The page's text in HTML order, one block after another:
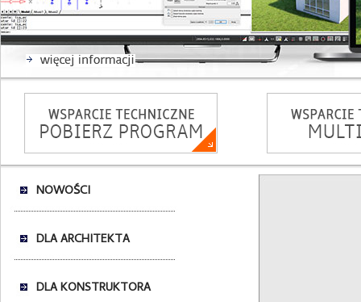
NOWOŚCI
DLA ARCHITEKTA
DLA KONSTRUKTORA